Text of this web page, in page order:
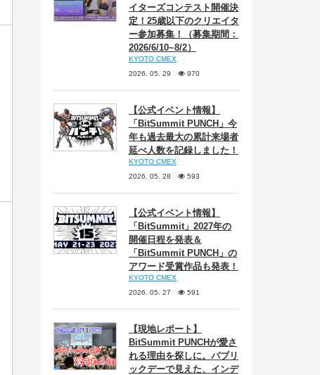
イターズコンテスト開催決
定！25歳以下のクリエイタ
ー参加募集！（募集期間：
2026/6/10~8/2）
KYOTO CMEX
2026. 05. 29
970
【公式イベント情報】
「BitSummit PUNCH」今
年も過去最大の累計来場者
延べ人数を記録しました！
KYOTO CMEX
2026. 05. 28
593
【公式イベント情報】
「BitSummit」2027年の
開催日程を発表＆
「BitSummit PUNCH」の
アワード受賞作品も発表！
KYOTO CMEX
2026. 05. 27
591
【現地レポート】
BitSummit PUNCHが愛さ
れる理由を探しに。パブリ
ックデーで見えた、インデ